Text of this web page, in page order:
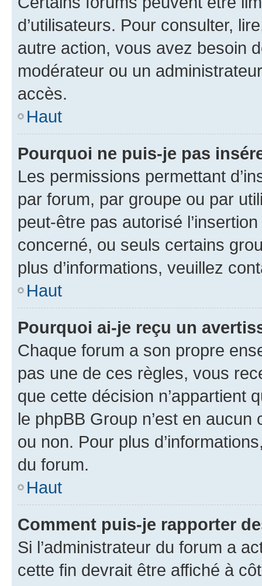
d’utilisateurs. Pour consulter,
autre action, vous avez besoin
modérateur ou un
accès.
Haut
Pourquoi ne puis-je pas
Les permissions permettant
par forum, par groupe ou par
peut-être pas autorisé
concerné, ou seuls certains
plus d’informations, veuillez
Haut
Pourquoi ai-je reçu un
Chaque forum a son propre
pas une de ces règles, vous
que cette décision n’appartient
le phpBB Group n’est en
ou non. Pour plus
du forum.
Haut
Comment puis-je rapporter
Si l’administrateur du forum a
cette fin devrait être affiché à